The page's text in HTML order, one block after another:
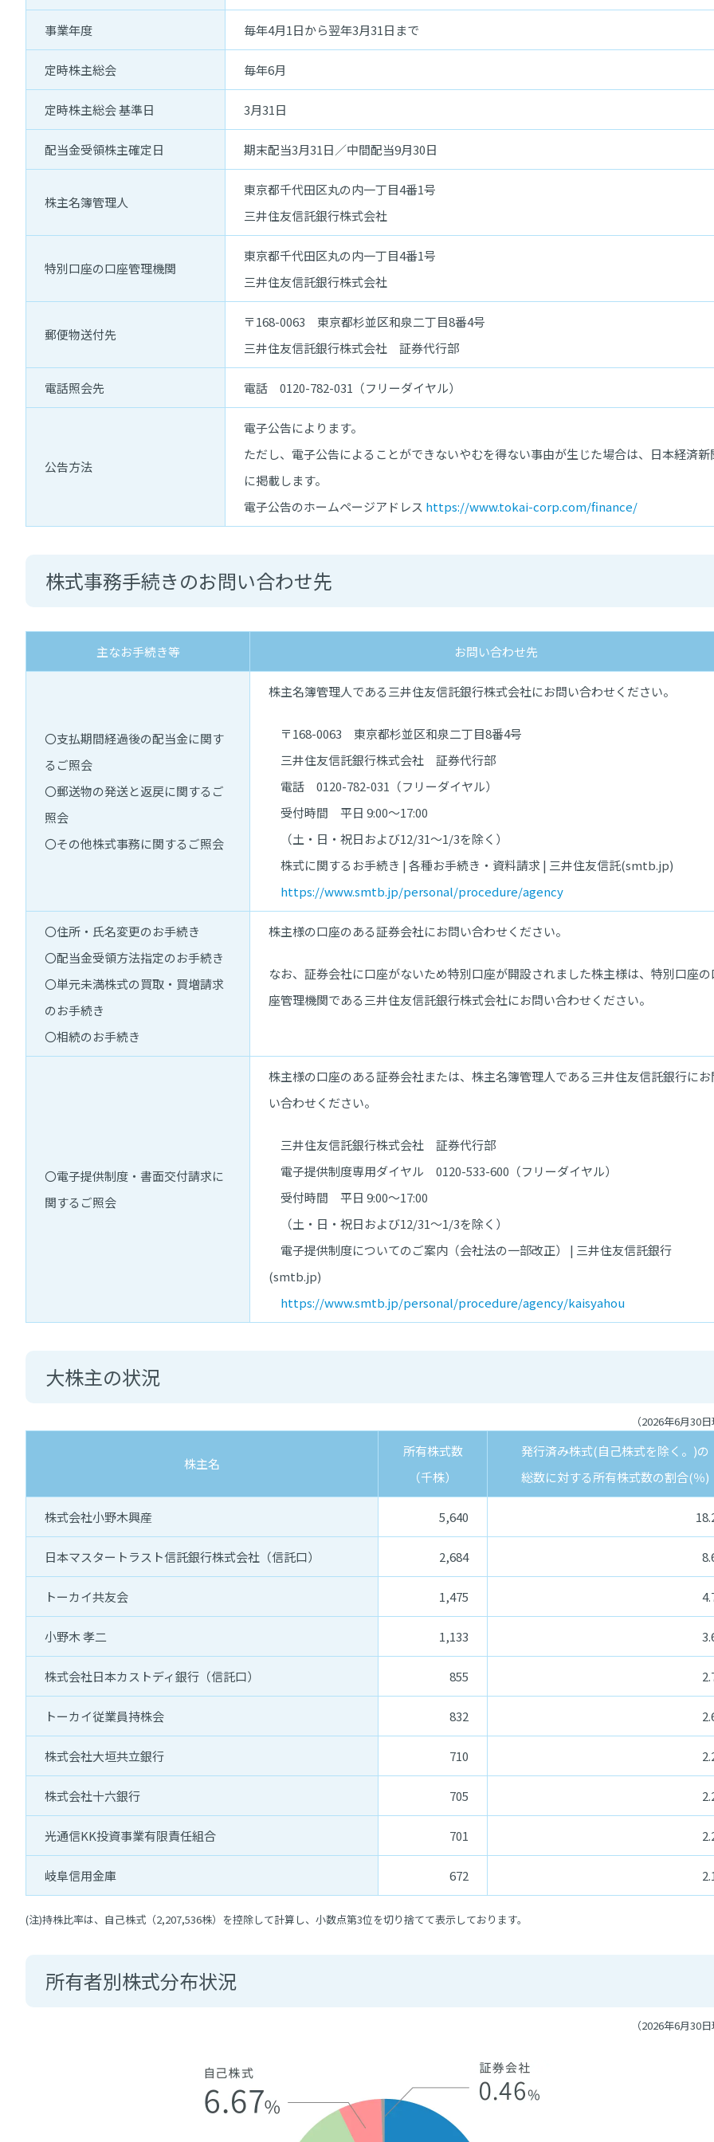
事業年度 毎年4月1日から翌年3月31日まで
定時株主総会 毎年6月
定時株主総会 基準日 3月31日
配当金受領株主確定日 期末配当3月31日／中間配当9月30日
株主名簿管理人
東京都千代田区丸の内一丁目4番1号
三井住友信託銀行株式会社
特別口座の口座管理機関
東京都千代田区丸の内一丁目4番1号
三井住友信託銀行株式会社
郵便物送付先
〒168-0063 東京都杉並区和泉二丁目8番4号
三井住友信託銀行株式会社 証券代行部
電話照会先 電話 0120-782-031（フリーダイヤル）
公告方法
電子公告によります。
ただし、電子公告によることができないやむを得ない事由が生じた場合は、日本経済新
に掲載します。
電子公告のホームページアドレス https://www.tokai-corp.com/finance/
株式事務手続きのお問い合わせ先
主なお手続き等 お問い合わせ先
〇支払期間経過後の配当金に関す
るご照会
〇郵送物の発送と返戻に関するご
照会
〇その他株式事務に関するご照会
株主名簿管理人である三井住友信託銀行株式会社にお問い合わせください。
〒168-0063 東京都杉並区和泉二丁目8番4号
三井住友信託銀行株式会社 証券代行部
電話 0120-782-031（フリーダイヤル）
受付時間 平日 9:00～17:00
（土・日・祝日および12/31～1/3を除く）
株式に関するお手続き | 各種お手続き・資料請求 | 三井住友信託(smtb.jp)
https://www.smtb.jp/personal/procedure/agency
〇住所・氏名変更のお手続き
〇配当金受領方法指定のお手続き
〇単元未満株式の買取・買増請求
のお手続き
〇相続のお手続き
株主様の口座のある証券会社にお問い合わせください。
なお、証券会社に口座がないため特別口座が開設されました株主様は、特別口座の
座管理機関である三井住友信託銀行株式会社にお問い合わせください。
〇電子提供制度・書面交付請求に
関するご照会
株主様の口座のある証券会社または、株主名簿管理人である三井住友信託銀行にお
い合わせください。
三井住友信託銀行株式会社 証券代行部
電子提供制度専用ダイヤル 0120-533-600（フリーダイヤル）
受付時間 平日 9:00～17:00
（土・日・祝日および12/31～1/3を除く）
電子提供制度についてのご案内（会社法の一部改正） | 三井住友信託銀行
(smtb.jp)
https://www.smtb.jp/personal/procedure/agency/kaisyahou
大株主の状況
（2026年6月30
株主名
所有株式数
（千株）
発行済み株式(自己株式を除く。)の
総数に対する所有株式数の割合(％)
株式会社小野木興産 5,640
日本マスタートラスト信託銀行株式会社（信託口） 2,684
トーカイ共友会 1,475
小野木 孝二 1,133
株式会社日本カストディ銀行（信託口） 855
トーカイ従業員持株会 832
株式会社大垣共立銀行 710
株式会社十六銀行 705
光通信KK投資事業有限責任組合 701
岐阜信用金庫 672
(注)持株比率は、自己株式（2,207,536株）を控除して計算し、小数点第3位を切り捨てて表示しております。
所有者別株式分布状況
（2026年6月30